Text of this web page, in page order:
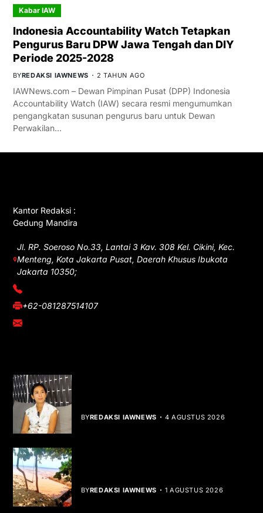
Kabar IAW
Indonesia Accountability Watch Tetapkan
Pengurus Baru DPW Jawa Tengah dan DIY
Periode 2025-2028
BYREDAKSI IAWNEWS 2 TAHUN AGO
IAWNews.com – Dewan Pimpinan Pusat (DPP) Indonesia
Accountability Watch (IAW) secara resmi mengumumkan
pengangkatan susunan pengurus baru untuk Dewan
Perwakilan…
Kantor Redaksi :
Gedung Mandira
Jl. RP. Soeroso No.33, Lantai 3 Kav. 308 Kel. Cikini, Kec.
Menteng, Kota Jakarta Pusat, Daerah Khusus Ibukota
Jakarta 10350;
(021) 3908026
+62-081287514107
adm@iawnews.com
BYREDAKSI IAWNEWS 4 AGUSTUS 2026
BYREDAKSI IAWNEWS 1 AGUSTUS 2026